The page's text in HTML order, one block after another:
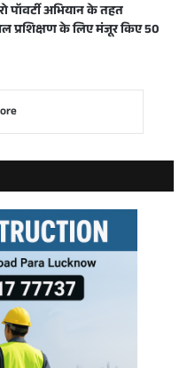
पॉवर्टी अभियान के तहत
प्रशिक्षण के लिए मंजूर किए 50